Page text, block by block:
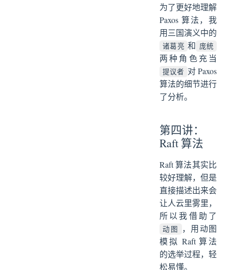
为了更好地理解
Paxos 算法，我
用三国演义中的
诸葛亮 和 庞统
两种角色充当
提议者 对 Paxos
算法的细节进行
了分析。
第四讲：
Raft 算法
Raft 算法其实比
较好理解，但是
直接描述出来会
让人云里雾里，
所以我借助了
动图
，用动图
模拟 Raft 算法
的选举过程，轻
松易懂。